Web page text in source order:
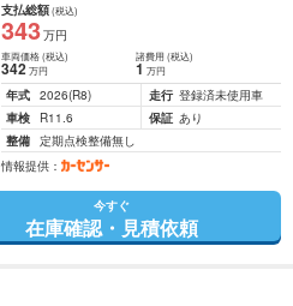
支払総額(税込)
343万円
車両価格(税込)
342万円
諸費用 (税込)
1 万円
年式 2026(R8) 走行 登録済未使用車
車検
R11.6 保証 あり
整備 定期点検整備無し
情報提供：
今すぐ
在庫確認・見積依頼